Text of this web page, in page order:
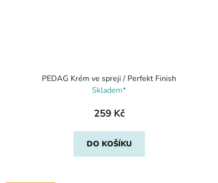
PEDAG Krém ve spreji / Perfekt Finish
Skladem*
259 Kč
DO KOŠÍKU